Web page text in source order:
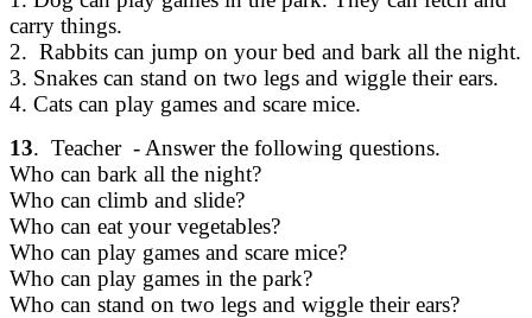
carry things.
2. Rabbits can jump on your bed and bark all the night.
3. Snakes can stand on two legs and wiggle their ears.
4. Cats can play games and scare mice.
13. Teacher - Answer the following questions.
Who can bark all the night?
Who can climb and slide?
Who can eat your vegetables?
Who can play games and scare mice?
Who can play games in the park?
Who can stand on two legs and wiggle their ears?